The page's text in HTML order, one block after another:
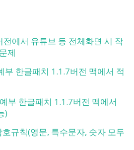
에서 유튜브 등 전체화면 시 작
제
부 한글패치 1.1.7버전 맥에서 적
부 한글패치 1.1.7버전 맥에서
)
호규칙(영문, 특수문자, 숫자 모두